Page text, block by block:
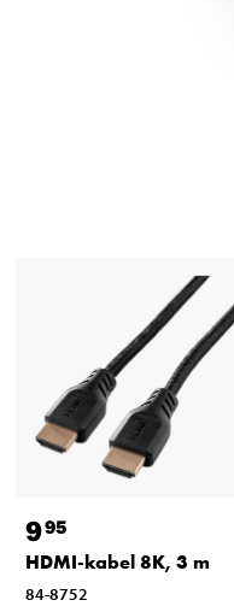
995
HDMI-kabel 8K, 3 m
84-8752